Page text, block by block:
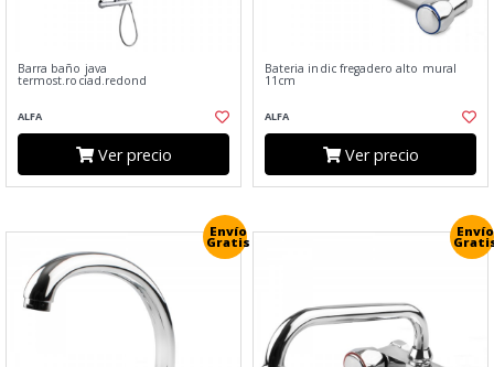
Barra baño java
termost.rociad.redond
ALFA
Ver precio
Bateria indic fregadero alto mural
11cm
ALFA
Ver precio
Envío
Gratis
Envío